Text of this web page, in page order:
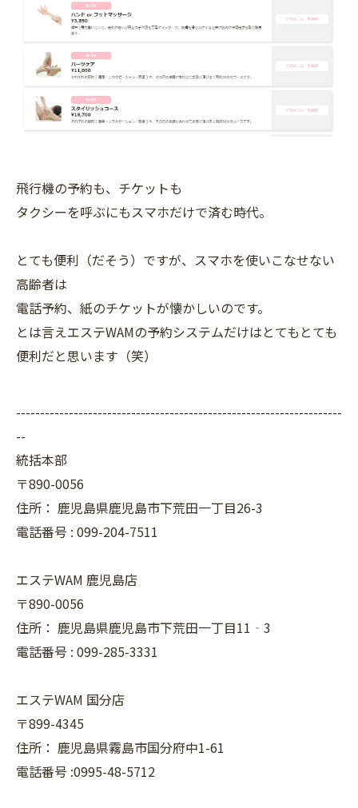
飛行機の予約も、チケットも
タクシーを呼ぶにもスマホだけで済む時代。
とても便利（だそう）ですが、スマホを使いこなせない
高齢者は
電話予約、紙のチケットが懐かしいのです。
とは言えエステWAMの予約システムだけはとてもとても
便利だと思います（笑）
--------------------------------------------------------------------
--
統括本部
〒890-0056
住所： 鹿児島県鹿児島市下荒田一丁目26-3
電話番号 : 099-204-7511
エステWAM 鹿児島店
〒890-0056
住所： 鹿児島県鹿児島市下荒田一丁目11‐3
電話番号 : 099-285-3331
エステWAM 国分店
〒899-4345
住所： 鹿児島県霧島市国分府中1-61
電話番号 :0995-48-5712